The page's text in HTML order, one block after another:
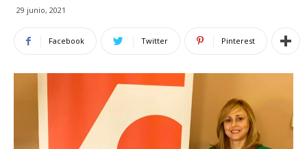
29 junio, 2021
Facebook Twitter Pinterest